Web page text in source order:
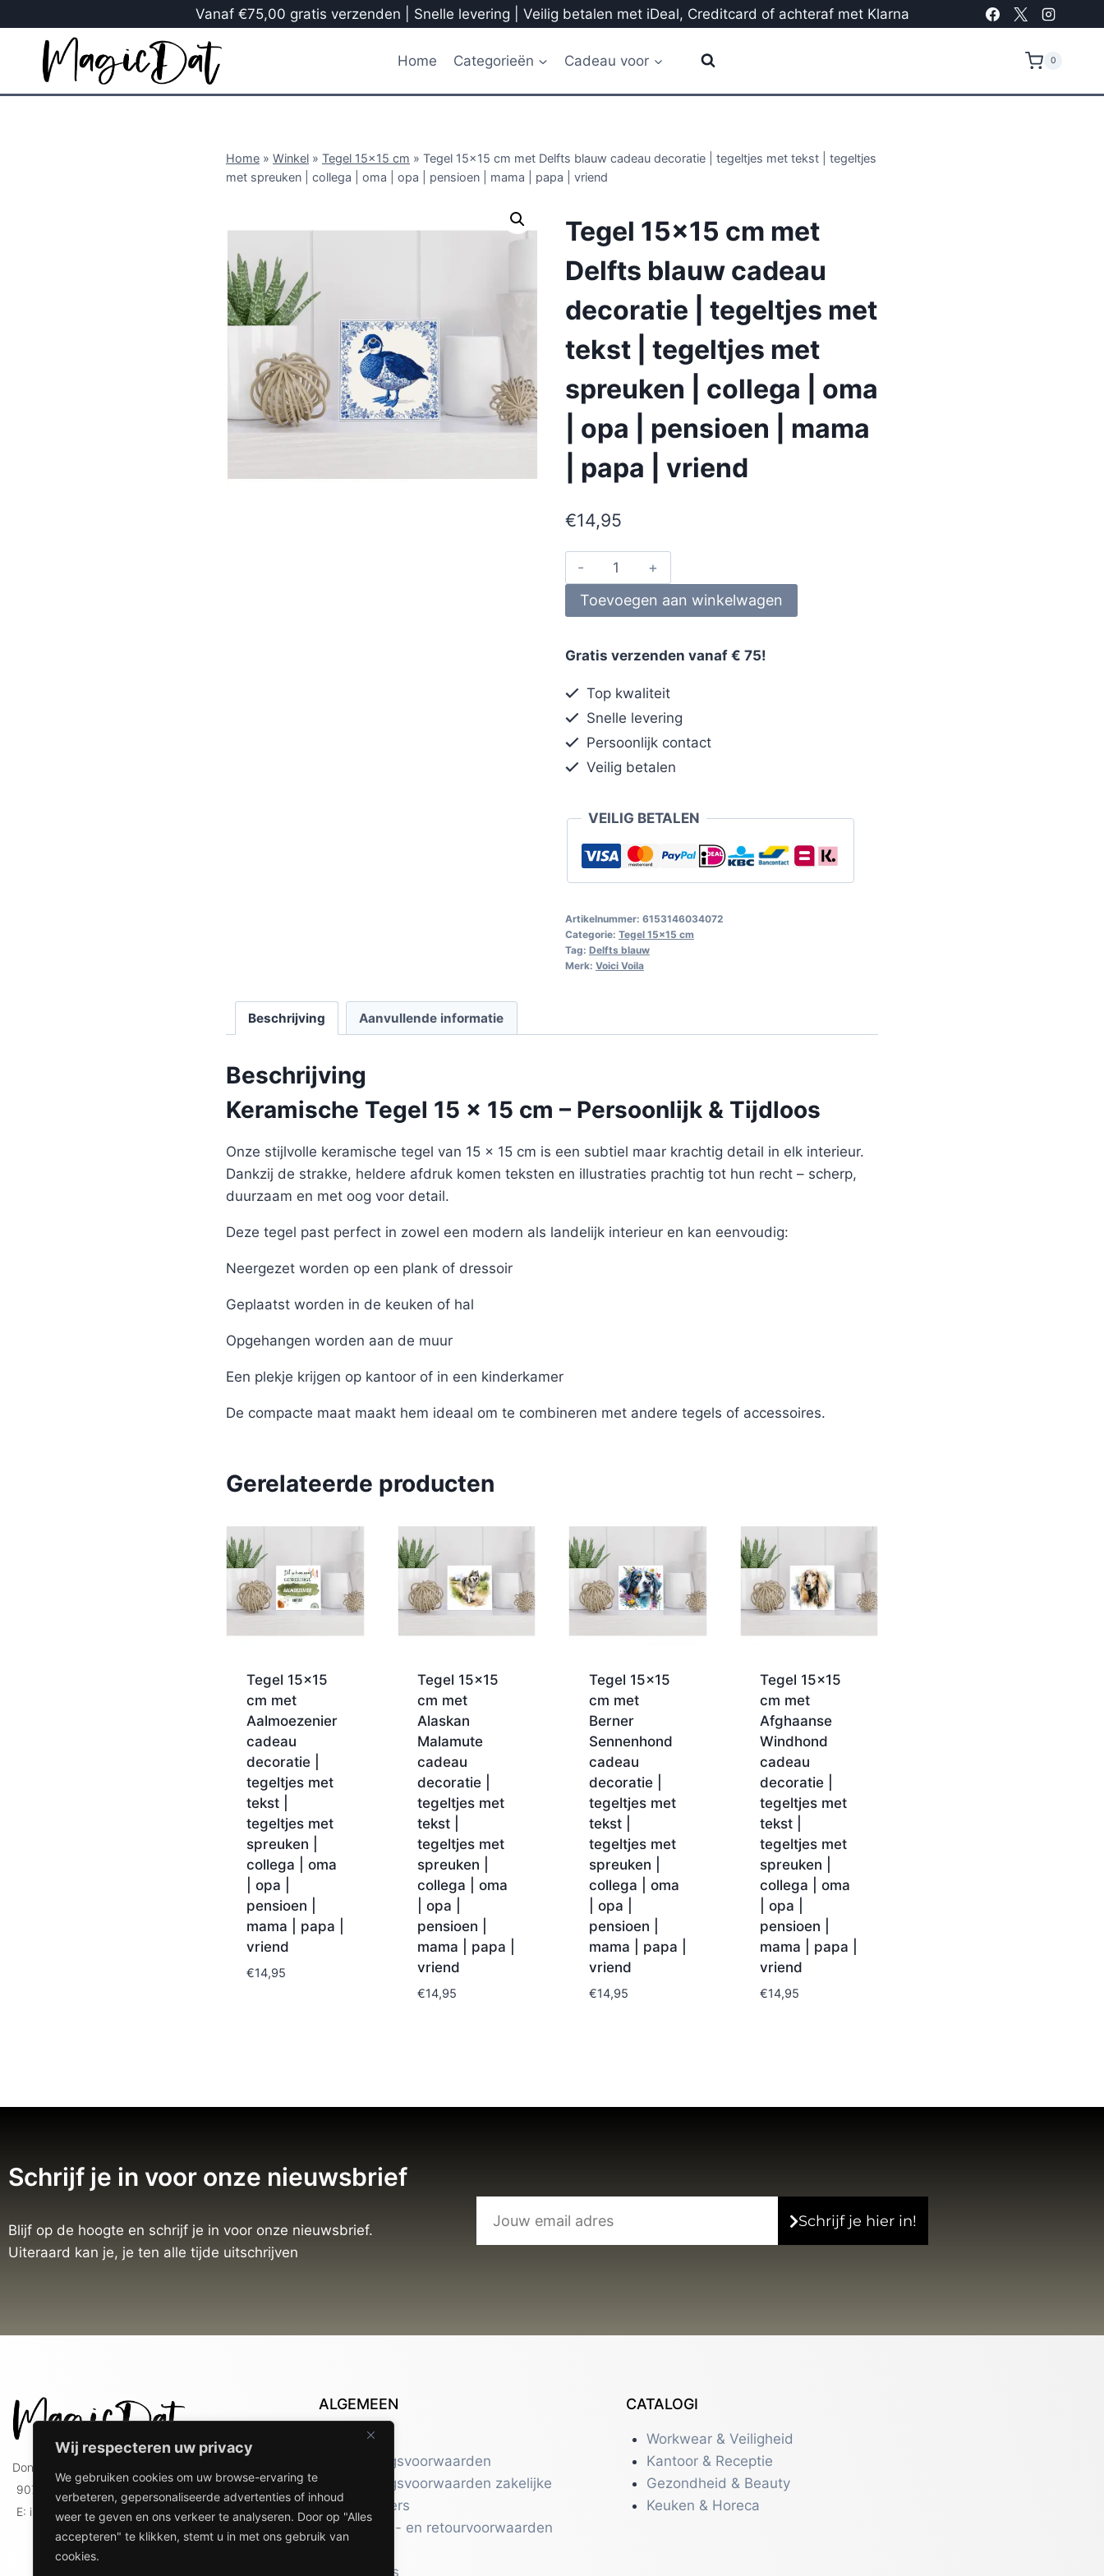
Wij respecteren uw privacy
We gebruiken cookies om uw browse-ervaring te
verbeteren, gepersonaliseerde advertenties of inhoud
weer te geven en ons verkeer te analyseren. Door op "Alles
accepteren" te klikken, stemt u in met ons gebruik van
cookies.
Vanaf €75,00 gratis verzenden | Snelle levering | Veilig betalen met iDeal, Creditcard of achteraf met Klarna
Home Categorieën Cadeau voor 0
Home » Winkel » Tegel 15x15 cm » Tegel 15×15 cm met Delfts blauw cadeau decoratie | tegeltjes met tekst | tegeltjes
met spreuken | collega | oma | opa | pensioen | mama | papa | vriend
Tegel 15×15 cm met
Delfts blauw cadeau
decoratie | tegeltjes met
tekst | tegeltjes met
spreuken | collega | oma
| opa | pensioen | mama
| papa | vriend
€14,95
Toevoegen aan winkelwagen
Gratis verzenden vanaf € 75!
Top kwaliteit
Snelle levering
Persoonlijk contact
Veilig betalen
VEILIG BETALEN
Artikelnummer: 6153146034072
Categorie: Tegel 15x15 cm
Tag: Delfts blauw
Merk: Voici Voila
Beschrijving Aanvullende informatie
Beschrijving
Keramische Tegel 15 x 15 cm – Persoonlijk & Tijdloos
Onze stijlvolle keramische tegel van 15 x 15 cm is een subtiel maar krachtig detail in elk interieur.
Dankzij de strakke, heldere afdruk komen teksten en illustraties prachtig tot hun recht – scherp,
duurzaam en met oog voor detail.
Deze tegel past perfect in zowel een modern als landelijk interieur en kan eenvoudig:
Neergezet worden op een plank of dressoir
Geplaatst worden in de keuken of hal
Opgehangen worden aan de muur
Een plekje krijgen op kantoor of in een kinderkamer
De compacte maat maakt hem ideaal om te combineren met andere tegels of accessoires.
Gerelateerde producten
Tegel 15×15
cm met
Aalmoezenier
cadeau
decoratie |
tegeltjes met
tekst |
tegeltjes met
spreuken |
collega | oma
| opa |
pensioen |
mama | papa |
vriend
€14,95
Tegel 15×15
cm met
Alaskan
Malamute
cadeau
decoratie |
tegeltjes met
tekst |
tegeltjes met
spreuken |
collega | oma
| opa |
pensioen |
mama | papa |
vriend
€14,95
Tegel 15×15
cm met
Berner
Sennenhond
cadeau
decoratie |
tegeltjes met
tekst |
tegeltjes met
spreuken |
collega | oma
| opa |
pensioen |
mama | papa |
vriend
€14,95
Tegel 15×15
cm met
Afghaanse
Windhond
cadeau
decoratie |
tegeltjes met
tekst |
tegeltjes met
spreuken |
collega | oma
| opa |
pensioen |
mama | papa |
vriend
€14,95
Schrijf je in voor onze nieuwsbrief
Blijf op de hoogte en schrijf je in voor onze nieuwsbrief.
Uiteraard kan je, je ten alle tijde uitschrijven
Schrijf je hier in!
Doniaweg 9
9074 AE Hallum
E: info@magicdat.nl
ALGEMEEN
Contact
Leveringsvoorwaarden
Leveringsvoorwaarden zakelijke
gebruikers
Verzend- en retourvoorwaarden
Over ons
CATALOGI
Workwear & Veiligheid
Kantoor & Receptie
Gezondheid & Beauty
Keuken & Horeca